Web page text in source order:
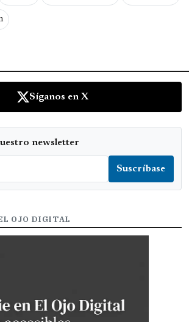
Síganos en X
newsletter
OJO DIGITAL